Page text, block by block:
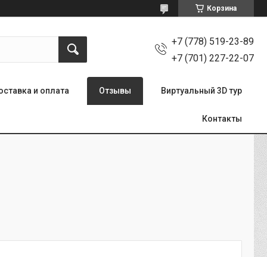
Корзина
+7 (778) 519-23-89
+7 (701) 227-22-07
и оплата Отзывы Виртуальный 3D тур
Контакты